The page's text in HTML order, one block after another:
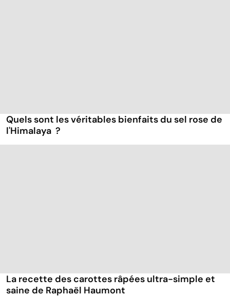
Quels sont les véritables bienfaits du sel rose de
l'Himalaya ?
La recette des carottes râpées ultra-simple et
saine de Raphaël Haumont